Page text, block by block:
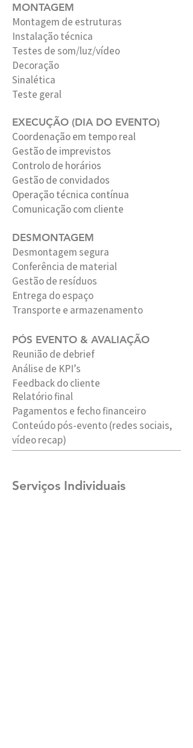
MONTAGEM
Montagem de estruturas
Instalação técnica
Testes de som/luz/vídeo
Decoração
Sinalética
Teste geral
EXECUÇÃO (DIA DO EVENTO)
Coordenação em tempo real
Gestão de imprevistos
Controlo de horários
Gestão de convidados
Operação técnica contínua
Comunicação com cliente
DESMONTAGEM
Desmontagem segura
Conferência de material
Gestão de resíduos
Entrega do espaço
Transporte e armazenamento
PÓS EVENTO & AVALIAÇÃO
Reunião de debrief
Análise de KPI’s
Feedback do cliente
Relatório final
Pagamentos e fecho financeiro
Conteúdo pós-evento (redes sociais,
vídeo recap)
Serviços Individuais